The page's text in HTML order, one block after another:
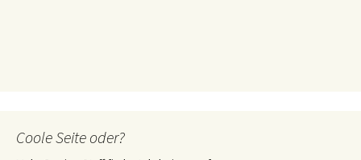
Coole Seite oder?